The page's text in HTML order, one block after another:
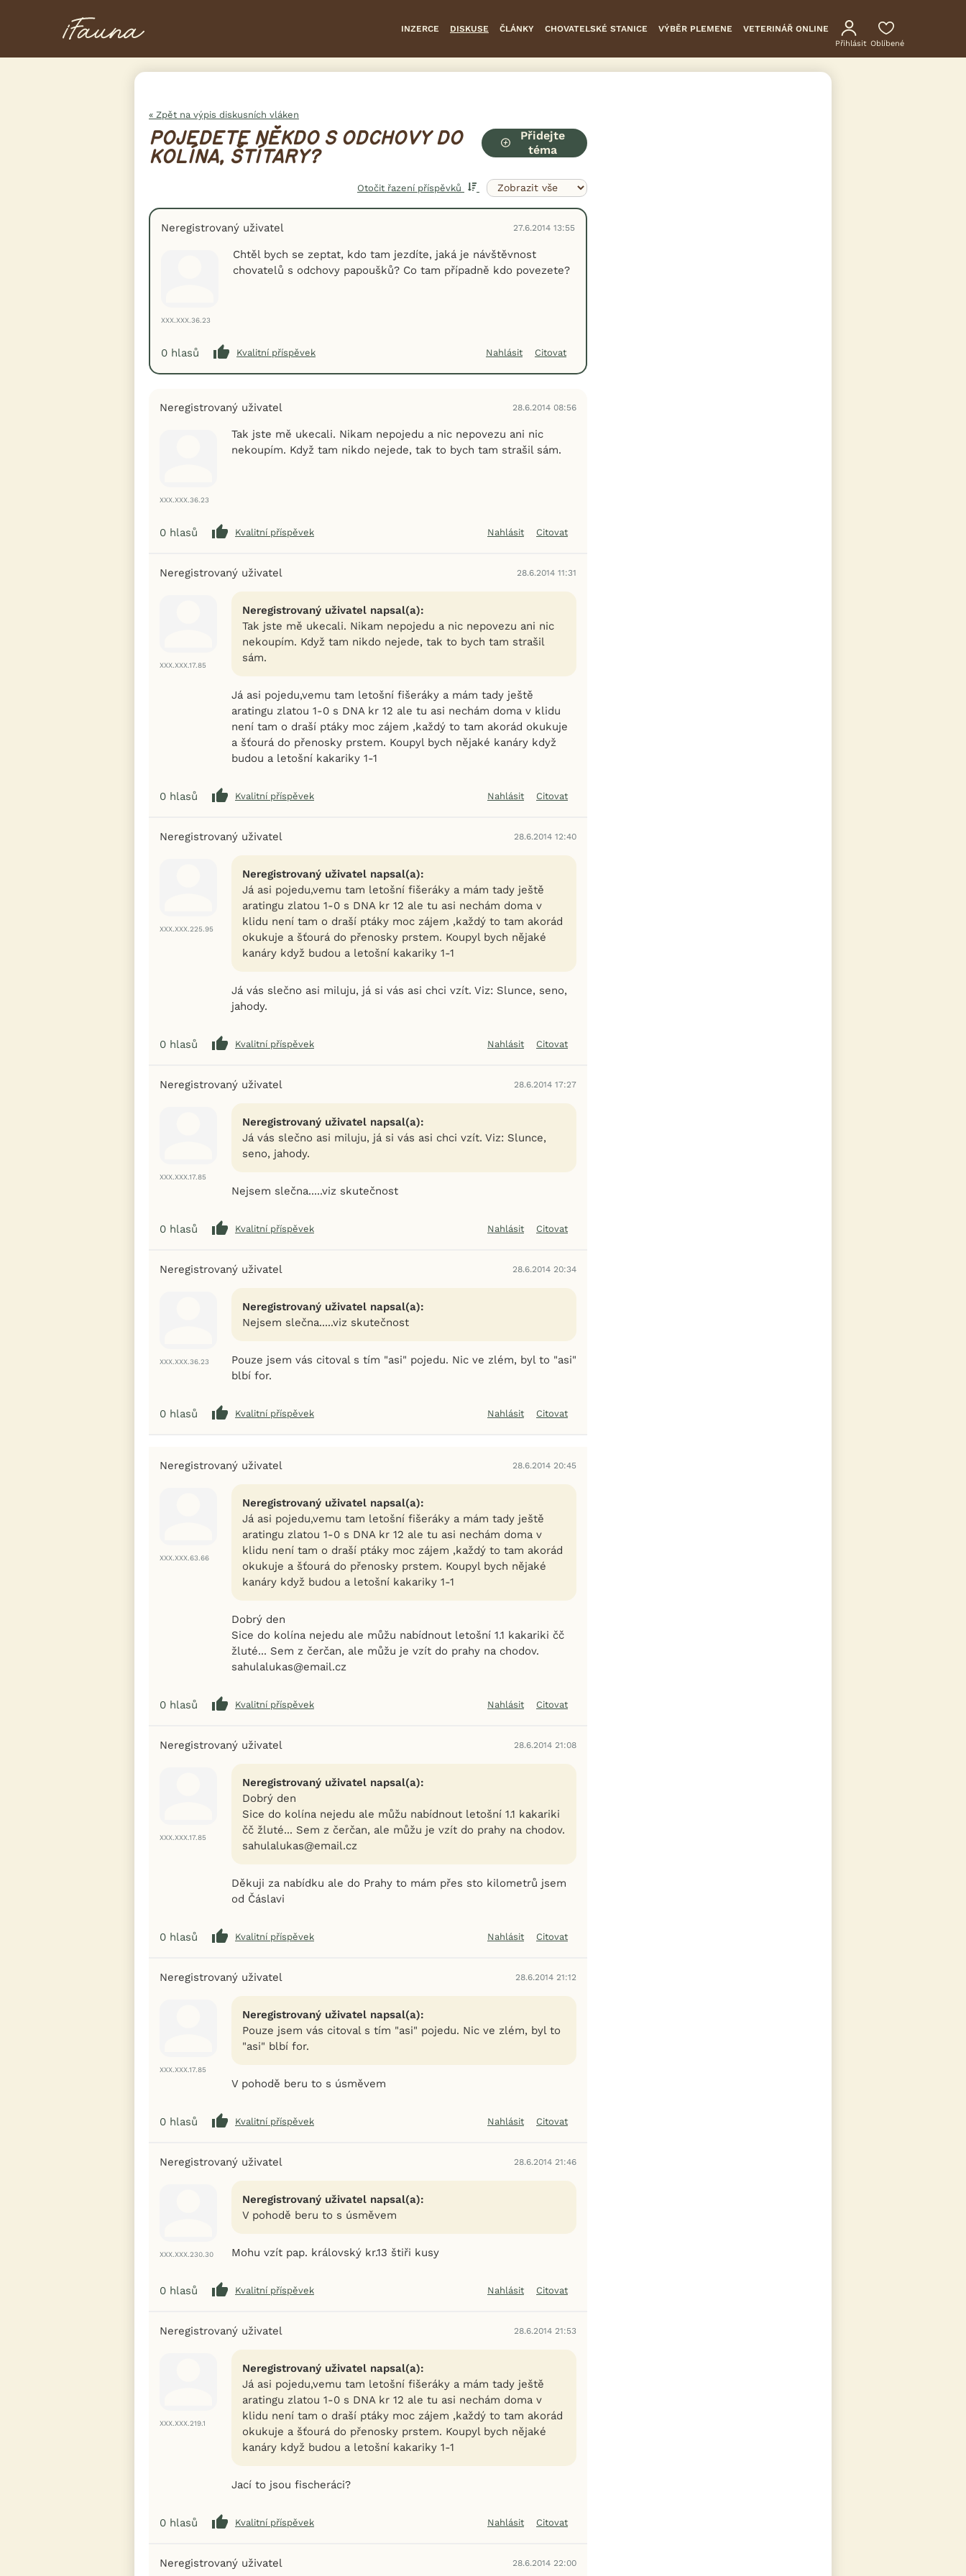
INZERCE DISKUSE ČLÁNKY CHOVATELSKÉ STANICE VÝBĚR PLEMENE VETERINÁŘ ONLINE
Přihlásit Oblíbené
« Zpět na výpis diskusních vláken
POJEDETE NĚKDO S ODCHOVY DO
KOLÍNA, ŠTÍTARY?
Přidejte
téma
Otočit řazení příspěvků
Neregistrovaný uživatel 27.6.2014 13:55
XXX.XXX.36.23
Chtěl bych se zeptat, kdo tam jezdíte, jaká je návštěvnost
chovatelů s odchovy papoušků? Co tam případně kdo povezete?
0 hlasů Kvalitní příspěvek Nahlásit Citovat
Neregistrovaný uživatel 28.6.2014 08:56
XXX.XXX.36.23
Tak jste mě ukecali. Nikam nepojedu a nic nepovezu ani nic
nekoupím. Když tam nikdo nejede, tak to bych tam strašil sám.
0 hlasů Kvalitní příspěvek Nahlásit Citovat
Neregistrovaný uživatel 28.6.2014 11:31
XXX.XXX.17.85
Neregistrovaný uživatel napsal(a):
Tak jste mě ukecali. Nikam nepojedu a nic nepovezu ani nic
nekoupím. Když tam nikdo nejede, tak to bych tam strašil
sám.
Já asi pojedu,vemu tam letošní fišeráky a mám tady ještě
aratingu zlatou 1-0 s DNA kr 12 ale tu asi nechám doma v klidu
není tam o draší ptáky moc zájem ,každý to tam akorád okukuje
a šťourá do přenosky prstem. Koupyl bych nějaké kanáry když
budou a letošní kakariky 1-1
0 hlasů Kvalitní příspěvek Nahlásit Citovat
Neregistrovaný uživatel 28.6.2014 12:40
XXX.XXX.225.95
Neregistrovaný uživatel napsal(a):
Já asi pojedu,vemu tam letošní fišeráky a mám tady ještě
aratingu zlatou 1-0 s DNA kr 12 ale tu asi nechám doma v
klidu není tam o draší ptáky moc zájem ,každý to tam akorád
okukuje a šťourá do přenosky prstem. Koupyl bych nějaké
kanáry když budou a letošní kakariky 1-1
Já vás slečno asi miluju, já si vás asi chci vzít. Viz: Slunce, seno,
jahody.
0 hlasů Kvalitní příspěvek Nahlásit Citovat
Neregistrovaný uživatel 28.6.2014 17:27
XXX.XXX.17.85
Neregistrovaný uživatel napsal(a):
Já vás slečno asi miluju, já si vás asi chci vzít. Viz: Slunce,
seno, jahody.
Nejsem slečna.....viz skutečnost
0 hlasů Kvalitní příspěvek Nahlásit Citovat
Neregistrovaný uživatel 28.6.2014 20:34
XXX.XXX.36.23
Neregistrovaný uživatel napsal(a):
Nejsem slečna.....viz skutečnost
Pouze jsem vás citoval s tím "asi" pojedu. Nic ve zlém, byl to "asi"
blbí for.
0 hlasů Kvalitní příspěvek Nahlásit Citovat
Neregistrovaný uživatel 28.6.2014 20:45
XXX.XXX.63.66
Neregistrovaný uživatel napsal(a):
Já asi pojedu,vemu tam letošní fišeráky a mám tady ještě
aratingu zlatou 1-0 s DNA kr 12 ale tu asi nechám doma v
klidu není tam o draší ptáky moc zájem ,každý to tam akorád
okukuje a šťourá do přenosky prstem. Koupyl bych nějaké
kanáry když budou a letošní kakariky 1-1
Dobrý den
Sice do kolína nejedu ale můžu nabídnout letošní 1.1 kakariki čč
žluté... Sem z čerčan, ale můžu je vzít do prahy na chodov.
sahulalukas@email.cz
0 hlasů Kvalitní příspěvek Nahlásit Citovat
Neregistrovaný uživatel 28.6.2014 21:08
XXX.XXX.17.85
Neregistrovaný uživatel napsal(a):
Dobrý den
Sice do kolína nejedu ale můžu nabídnout letošní 1.1 kakariki
čč žluté... Sem z čerčan, ale můžu je vzít do prahy na chodov.
sahulalukas@email.cz
Děkuji za nabídku ale do Prahy to mám přes sto kilometrů jsem
od Čáslavi
0 hlasů Kvalitní příspěvek Nahlásit Citovat
Neregistrovaný uživatel 28.6.2014 21:12
XXX.XXX.17.85
Neregistrovaný uživatel napsal(a):
Pouze jsem vás citoval s tím "asi" pojedu. Nic ve zlém, byl to
"asi" blbí for.
V pohodě beru to s úsměvem
0 hlasů Kvalitní příspěvek Nahlásit Citovat
Neregistrovaný uživatel 28.6.2014 21:46
XXX.XXX.230.30
Neregistrovaný uživatel napsal(a):
V pohodě beru to s úsměvem
Mohu vzít pap. královský kr.13 štiři kusy
0 hlasů Kvalitní příspěvek Nahlásit Citovat
Neregistrovaný uživatel 28.6.2014 21:53
XXX.XXX.219.1
Neregistrovaný uživatel napsal(a):
Já asi pojedu,vemu tam letošní fišeráky a mám tady ještě
aratingu zlatou 1-0 s DNA kr 12 ale tu asi nechám doma v
klidu není tam o draší ptáky moc zájem ,každý to tam akorád
okukuje a šťourá do přenosky prstem. Koupyl bych nějaké
kanáry když budou a letošní kakariky 1-1
Jací to jsou fischeráci?
0 hlasů Kvalitní příspěvek Nahlásit Citovat
Neregistrovaný uživatel 28.6.2014 22:00